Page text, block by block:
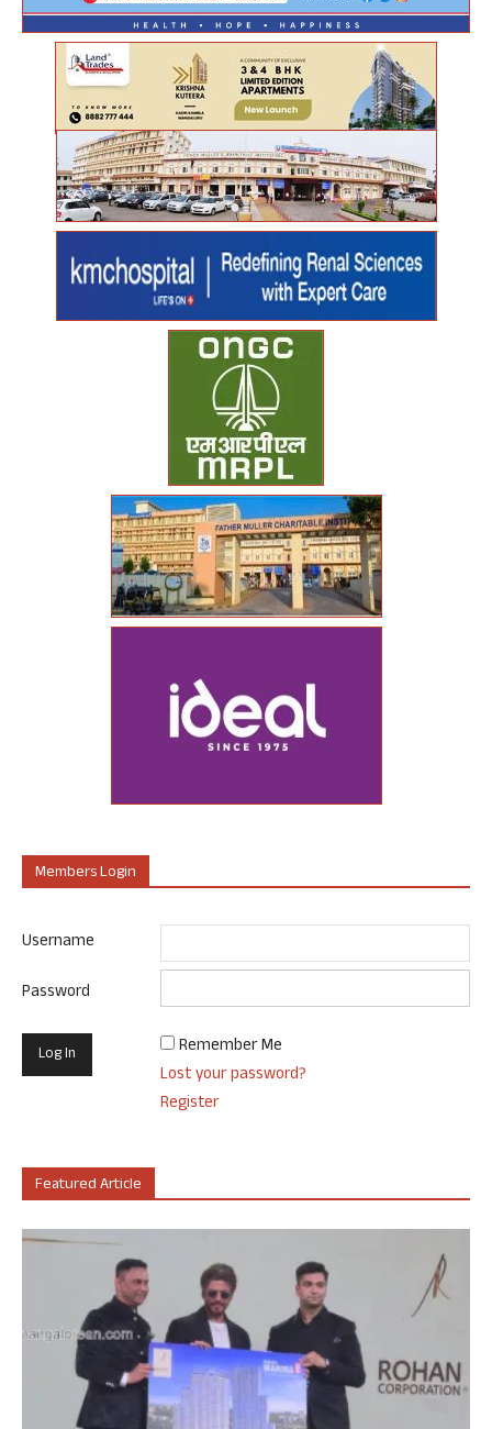
Members Login
Username
Password
Remember Me
Lost your password?
Register
Featured Article